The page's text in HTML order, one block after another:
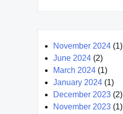
November 2024 (1)
June 2024 (2)
March 2024 (1)
January 2024 (1)
December 2023 (2)
November 2023 (1)